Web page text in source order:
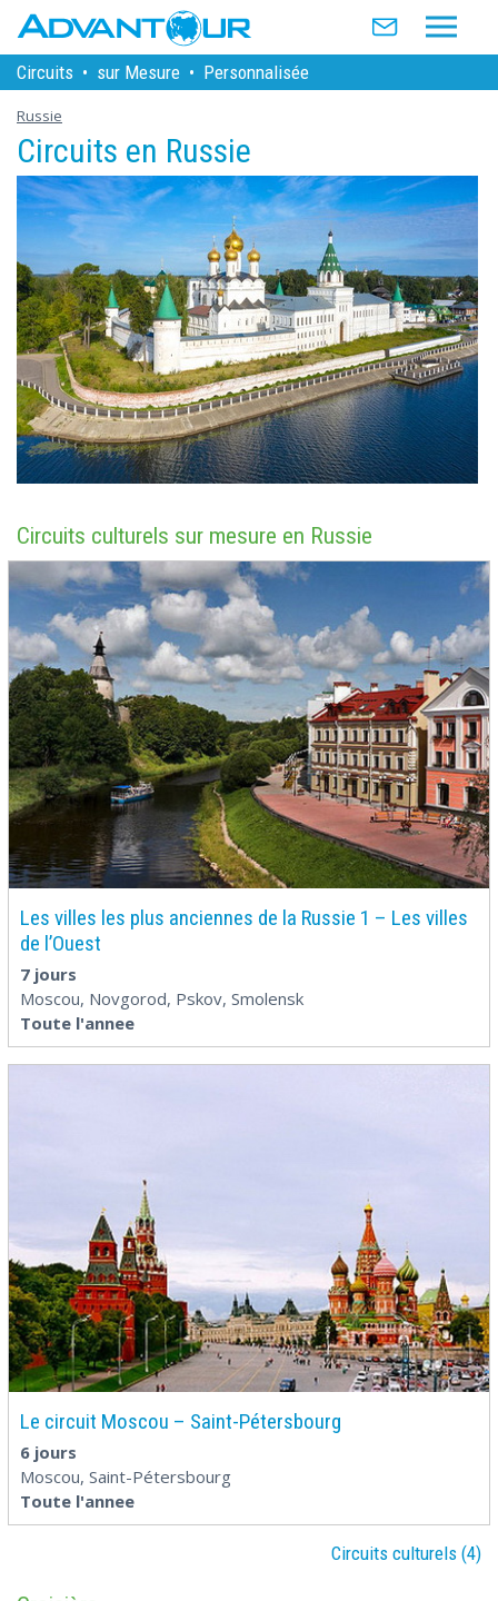
Circuits • sur Mesure • Personnalisée
Russie
Circuits en Russie
Circuits culturels sur mesure en Russie
Les villes les plus anciennes de la Russie 1 – Les villes
de l’Ouest
7 jours
Moscou, Novgorod, Pskov, Smolensk
Toute l'annee
Le circuit Moscou – Saint-Pétersbourg
6 jours
Moscou, Saint-Pétersbourg
Toute l'annee
Circuits culturels (4)